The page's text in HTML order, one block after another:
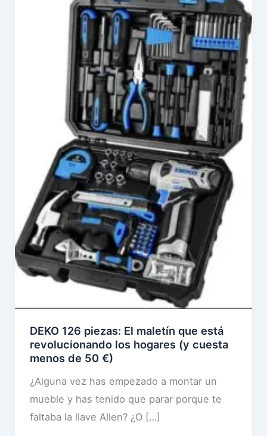
DEKO 126 piezas: El maletín que está
revolucionando los hogares (y cuesta
menos de 50 €)
¿Alguna vez has empezado a montar un
mueble y has tenido que parar porque te
faltaba la llave Allen? ¿O […]